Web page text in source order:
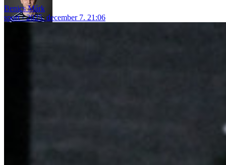
Benics Márk
sport
2025. december 7. 21:06